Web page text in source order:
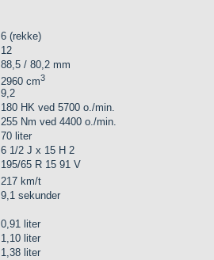
6 (rekke)
12
88,5 / 80,2 mm
2960 cm3
9,2
180 HK ved 5700 o./min.
255 Nm ved 4400 o./min.
70 liter
6 1/2 J x 15 H 2
195/65 R 15 91 V
217 km/t
9,1 sekunder
0,91 liter
1,10 liter
1,38 liter